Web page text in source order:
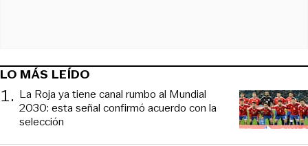
LO MÁS LEÍDO
1. La Roja ya tiene canal rumbo al Mundial
2030: esta señal confirmó acuerdo con la
selección